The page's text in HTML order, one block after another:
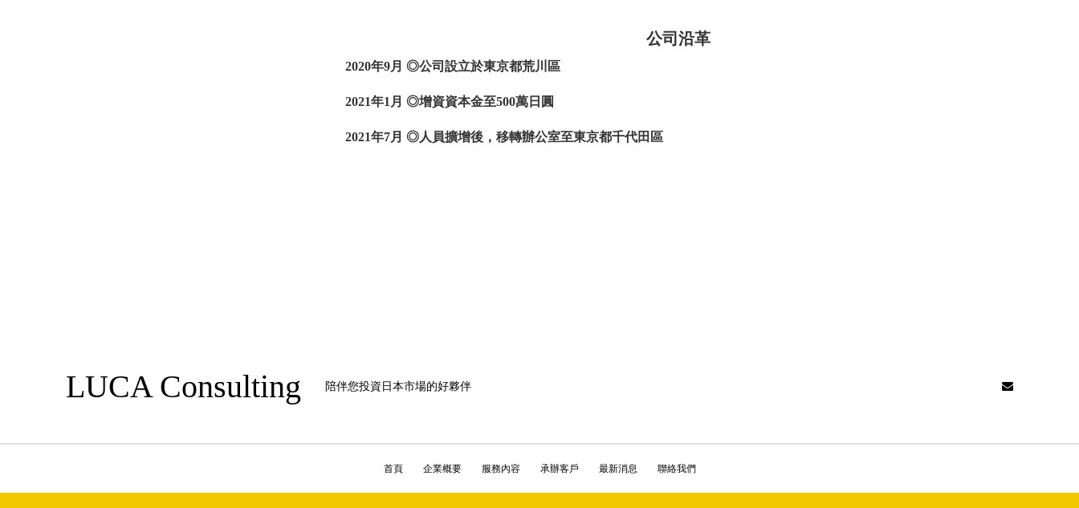
公司沿革
2020年9月 ◎公司設立於東京都荒川區
2021年1月 ◎增資資本金至500萬日圓
2021年7月 ◎人員擴增後，移轉辦公室至東京都千代田區
LUCA Consulting 陪伴您投資日本市場的好夥伴
首頁 企業概要 服務內容 承辦客戶 最新消息 聯絡我們